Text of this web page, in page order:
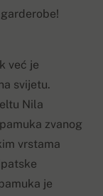
već je
svijetu.
Nila
zvanog
vrstama
je